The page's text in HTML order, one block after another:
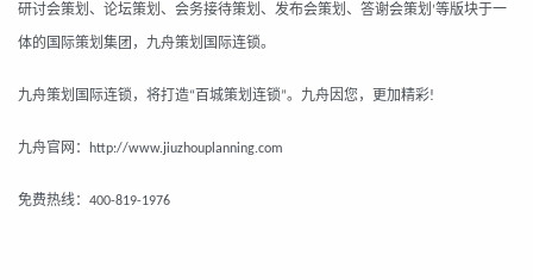
研讨会策划、论坛策划、会务接待策划、发布会策划、答谢会策划 ’等版块于一
体的国际策划集团，九舟策划国际连锁。
九舟策划国际连锁，将打造“ 百城策划连锁”。九舟因您，更加精彩!
九舟官网： http://www.jiuzhouplanning.com
免费热线： 400-819-1976